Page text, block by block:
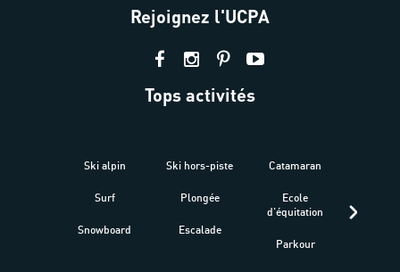
Rejoignez l'UCPA
Tops activités
Ski alpin
Surf
Snowboard
Ski hors-piste
Plongée
Escalade
Catamaran
Ecole
d'équitation
Parkour